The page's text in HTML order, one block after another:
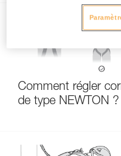
Comment régler
de type NEWTON ?